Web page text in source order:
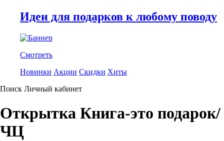
Идеи для подарков к любому поводу
Смотреть
Новинки Акции Скидки Хиты
Поиск Личный кабинет
Открытка Книга-это подарок/
ЧЦ